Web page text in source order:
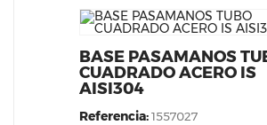
BASE PASAMANOS
CUADRADO ACERO IS
AISI304
Referencia:1557027